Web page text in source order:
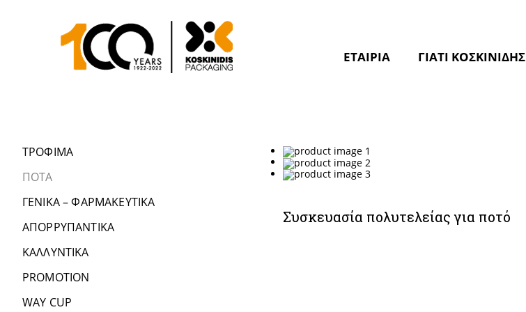
ΕΤΑΙΡΙΑ ΓΙΑΤΙ ΚΟΣΚΙΝΙΔΗΣ
Συσκευασία πολυτελείας για ποτό
ΤΡΟΦΙΜΑ
ΠΟΤΑ
ΓΕΝΙΚΑ – ΦΑΡΜΑΚΕΥΤΙΚΑ
ΑΠΟΡΡΥΠΑΝΤΙΚΑ
ΚΑΛΛΥΝΤΙΚΑ
PROMOTION
WAY CUP